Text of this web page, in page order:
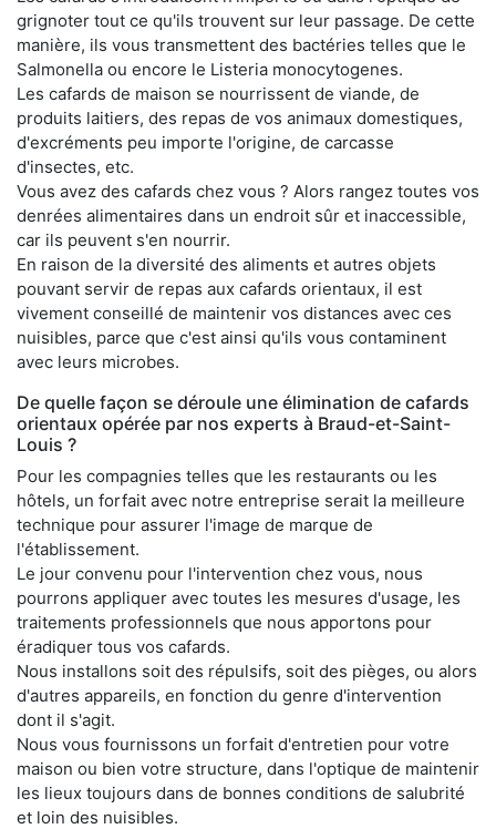
grignoter tout ce qu'ils trouvent sur leur passage. De cette
manière, ils vous transmettent des bactéries telles que le
Salmonella ou encore le Listeria monocytogenes.
Les cafards de maison se nourrissent de viande, de
produits laitiers, des repas de vos animaux domestiques,
d'excréments peu importe l'origine, de carcasse
d'insectes, etc.
Vous avez des cafards chez vous ? Alors rangez toutes vos
denrées alimentaires dans un endroit sûr et inaccessible,
car ils peuvent s'en nourrir.
En raison de la diversité des aliments et autres objets
pouvant servir de repas aux cafards orientaux, il est
vivement conseillé de maintenir vos distances avec ces
nuisibles, parce que c'est ainsi qu'ils vous contaminent
avec leurs microbes.
De quelle façon se déroule une élimination de cafards
orientaux opérée par nos experts à Braud-et-Saint-
Louis ?
Pour les compagnies telles que les restaurants ou les
hôtels, un forfait avec notre entreprise serait la meilleure
technique pour assurer l'image de marque de
l'établissement.
Le jour convenu pour l'intervention chez vous, nous
pourrons appliquer avec toutes les mesures d'usage, les
traitements professionnels que nous apportons pour
éradiquer tous vos cafards.
Nous installons soit des répulsifs, soit des pièges, ou alors
d'autres appareils, en fonction du genre d'intervention
dont il s'agit.
Nous vous fournissons un forfait d'entretien pour votre
maison ou bien votre structure, dans l'optique de maintenir
les lieux toujours dans de bonnes conditions de salubrité
et loin des nuisibles.